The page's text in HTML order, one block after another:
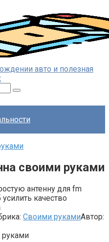
авто и полезная
своими руками
антенну для fm
качество
Своими рукамиАвтор: